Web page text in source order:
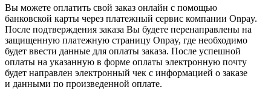
Вы можете оплатить свой заказ онлайн с помощью
банковской карты через платежный сервис компании Onpay.
После подтверждения заказа Вы будете перенаправлены на
защищенную платежную страницу Onpay, где необходимо
будет ввести данные для оплаты заказа. После успешной
оплаты на указанную в форме оплаты электронную почту
будет направлен электронный чек с информацией о заказе
и данными по произведенной оплате.